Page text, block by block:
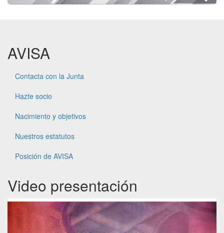
AVISA
Contacta con la Junta
Hazte socio
Nacimiento y objetivos
Nuestros estatutos
Posición de AVISA
Video presentación